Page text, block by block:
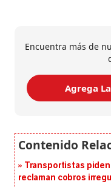
Encuentra más de
Agrega
Transportistas
reclaman cobros